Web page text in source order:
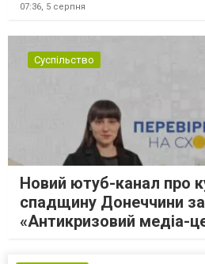
07:36, 5 серпня
Суспільство
Новий ютуб-канал про
спадщину Донеччини
«Антикризовий медіа-